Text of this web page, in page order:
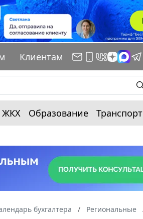
Клиентам
ЖКХ Образование Транспорт
бухгалтера Региональные